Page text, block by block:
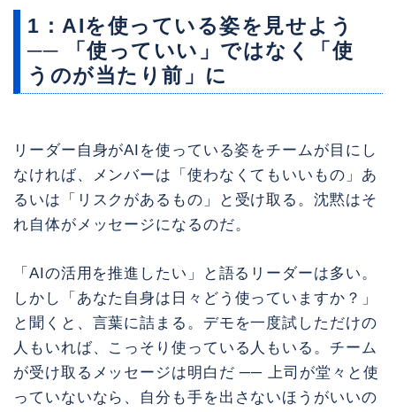
1：AIを使っている姿を見せよう
── 「使っていい」ではなく「使
うのが当たり前」に
リーダー自身がAIを使っている姿をチームが目にし
なければ、メンバーは「使わなくてもいいもの」あ
るいは「リスクがあるもの」と受け取る。沈黙はそ
れ自体がメッセージになるのだ。
「AIの活用を推進したい」と語るリーダーは多い。
しかし「あなた自身は日々どう使っていますか？」
と聞くと、言葉に詰まる。デモを一度試しただけの
人もいれば、こっそり使っている人もいる。チーム
が受け取るメッセージは明白だ ── 上司が堂々と使
っていないなら、自分も手を出さないほうがいいの